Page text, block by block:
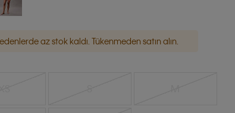
az stok kaldı. Tükenmeden satın alın.